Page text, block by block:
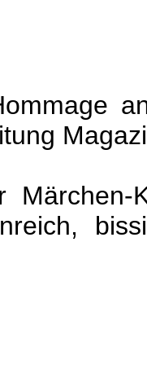
Märchen-